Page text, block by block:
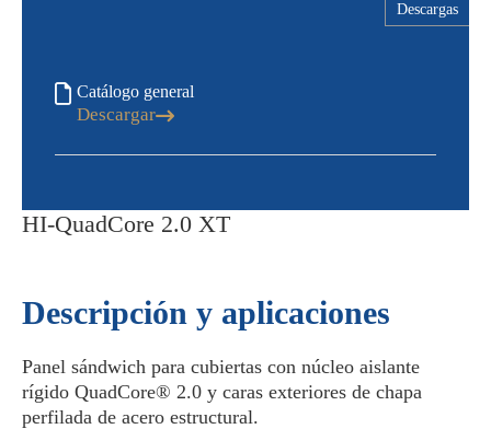
HI-QuadCore 2.0 XT
Descripción y aplicaciones
Panel sándwich para cubiertas con núcleo aislante
rígido QuadCore® 2.0 y caras exteriores de chapa
perfilada de acero estructural.
Descargas
Catálogo general
Descargar